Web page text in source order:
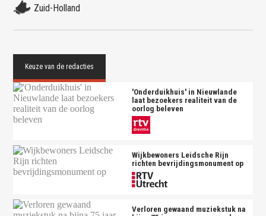
Zuid-Holland
'Onderduikhuis' in Nieuwlande
laat bezoekers realiteit van de
oorlog beleven
Wijkbewoners Leidsche Rijn
richten bevrijdingsmonument op
Verloren gewaand muziekstuk na